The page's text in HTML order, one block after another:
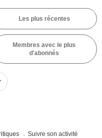
Les plus récentes
Membres avec le plus
d'abonnés
Suivre son activité